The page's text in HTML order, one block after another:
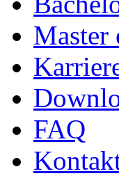
Master
FAQ